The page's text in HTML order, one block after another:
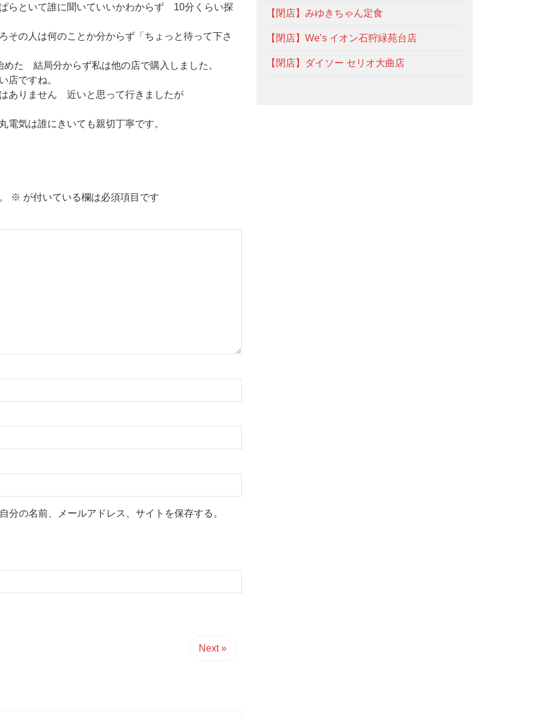
らといて誰に聞いていいかわからず 10分くらい探
その人は何のことか分からず「ちょっと待って下さ
た 結局分からず私は他の店で購入しました。
店ですね。
ありません 近いと思って行きましたが
電気は誰にきいても親切丁寧です。
※ が付いている欄は必須項目です
分の名前、メールアドレス、サイトを保存する。
Next »
【閉店】みゆきちゃん定食
【閉店】We’s イオン石狩緑苑台店
【閉店】ダイソー セリオ大曲店